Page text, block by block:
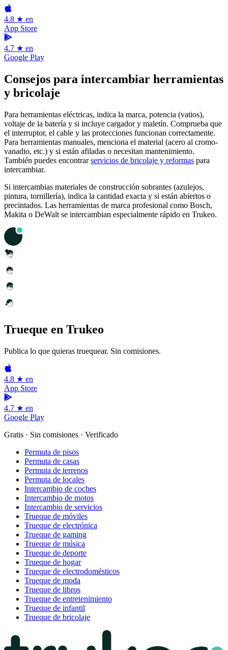
4.8 ★ en
App Store
4.7 ★ en
Google Play
Consejos para intercambiar herramientas
y bricolaje
Para herramientas eléctricas, indica la marca, potencia (vatios),
voltaje de la batería y si incluye cargador y maletín. Comprueba que
el interruptor, el cable y las protecciones funcionan correctamente.
Para herramientas manuales, menciona el material (acero al cromo-
vanadio, etc.) y si están afiladas o necesitan mantenimiento.
También puedes encontrarservicios de bricolaje y reformas para
intercambiar.
Si intercambias materiales de construcción sobrantes (azulejos,
pintura, tornillería), indica la cantidad exacta y si están abiertos o
precintados. Las herramientas de marca profesional como Bosch,
Makita o DeWalt se intercambian especialmente rápido en Trukeo.
Trueque en Trukeo
Publica lo que quieras truequear. Sin comisiones.
4.8 ★ en
App Store
4.7 ★ en
Google Play
Gratis · Sin comisiones · Verificado
Permuta de pisos
Permuta de casas
Permuta de terrenos
Permuta de locales
Intercambio de coches
Intercambio de motos
Intercambio de servicios
Trueque de móviles
Trueque de electrónica
Trueque de gaming
Trueque de música
Trueque de deporte
Trueque de hogar
Trueque de electrodomésticos
Trueque de moda
Trueque de libros
Trueque de entretenimiento
Trueque de infantil
Trueque de bricolaje